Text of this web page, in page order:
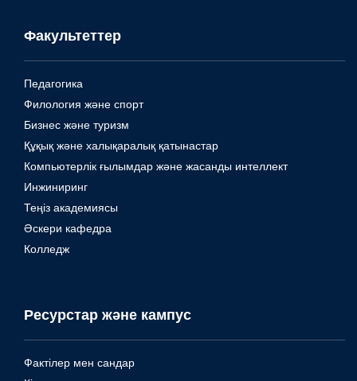
Факультеттер
Педагогика
Филология және спорт
Бизнес және туризм
Құқық және халықаралық қатынастар
Компьютерлік ғылымдар және жасанды интеллект
Инжиниринг
Теңіз академиясы
Әскери кафедра
Колледж
Ресурстар және кампус
Фактілер мен сандар